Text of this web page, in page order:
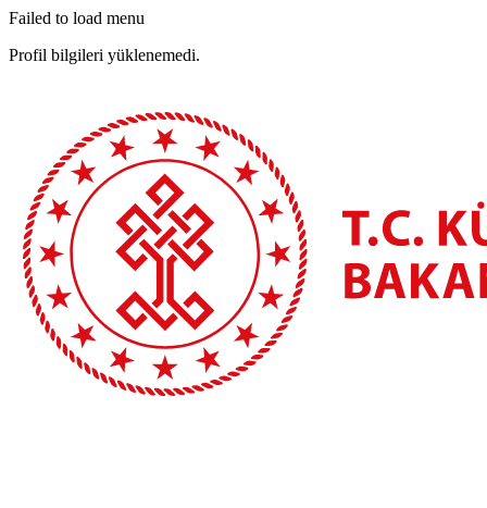
Failed to load menu
Profil bilgileri yüklenemedi.